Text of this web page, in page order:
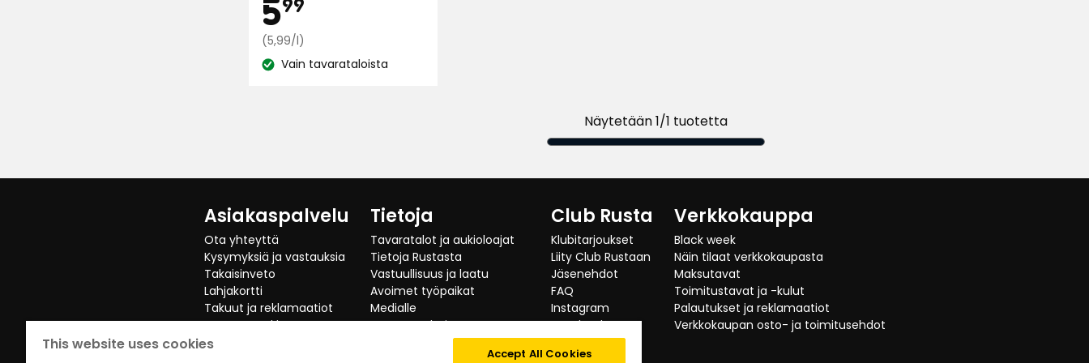
5:stä,
81
arvostelun
perusteella
€
(5,99/l)
5,99
KatsoVain tavarataloista
Näytetään 1/1 tuotetta
Asiakaspalvelu
Ota yhteyttä
Kysymyksiä ja vastauksia
Takaisinveto
Lahjakortti
Takuut ja reklamaatiot
Peruuta Verkko Osto
Tietoja
Tavaratalot ja aukioloajat
Tietoja Rustasta
Vastuullisuus ja laatu
Avoimet työpaikat
Medialle
Investor relations
Testaajat suosittelevat
Club Rusta
Klubitarjoukset
Liity Club Rustaan
Jäsenehdot
FAQ
Instagram
Facebook
TikTok
Verkkokauppa
Black week
Näin tilaat verkkokaupasta
Maksutavat
Toimitustavat ja -kulut
Palautukset ja reklamaatiot
Verkkokaupan osto- ja toimitusehdot
This website uses cookies
Accept All Cookies